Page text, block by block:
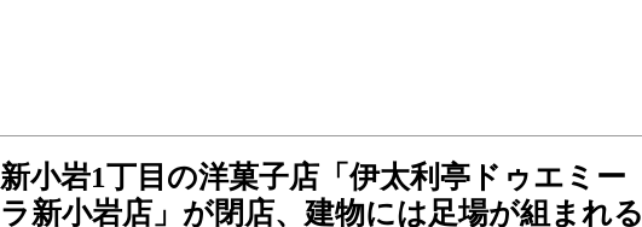
新小岩1丁目の洋菓子店「伊太利亭ドゥエミー
ラ新小岩店」が閉店、建物には足場が組まれる